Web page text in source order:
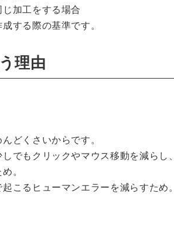
じ加工をする場合
する際の基準です。
理由
どくさいからです。
でもクリックやマウス移動を減らし、
。
こるヒューマンエラーを減らすため。